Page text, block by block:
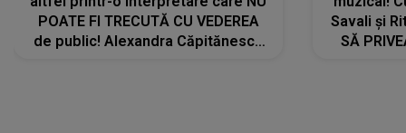
POATE FI TRECUTĂ CU VEDEREA
de public! Alexandra Căpitănescu
Savali și
SĂ